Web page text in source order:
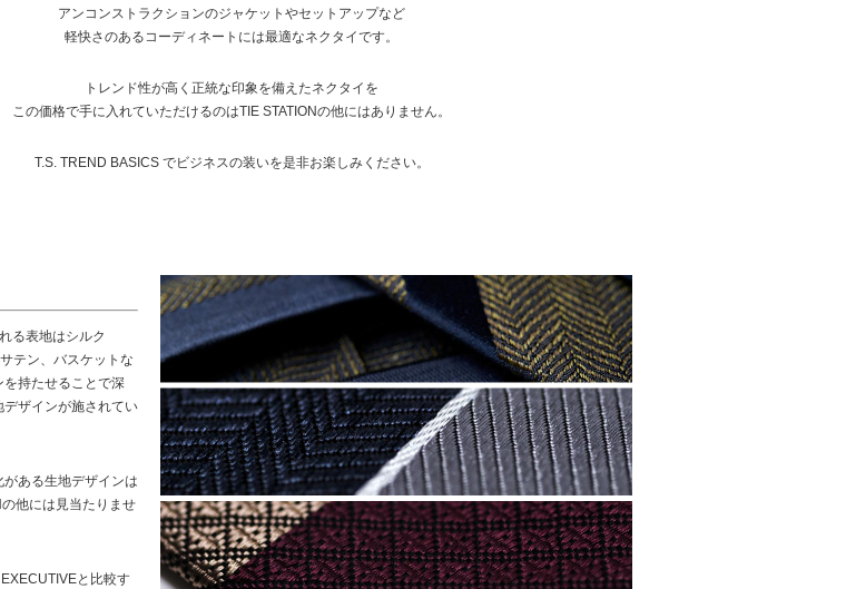
アンコンストラクションのジャケットやセットアップなど
軽快さのあるコーディネートには最適なネクタイです。
トレンド性が高く正統な印象を備えたネクタイを
この価格で手に入れていただけるのはTIE STATIONの他にはありません。
T.S. TREND BASICS でビジネスの装いを是非お楽しみください。
る表地はシルク
テン、バスケットな
を持たせることで深
ザインが施されてい
ある生地デザインは
他には見当たりませ
と比較す